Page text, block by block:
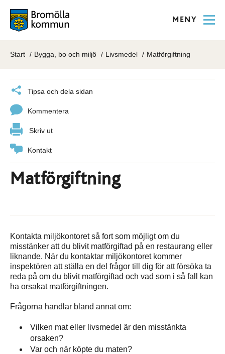
MENY
Start Bygga, bo och miljö Livsmedel Matförgiftning
Tipsa och dela sidan
Kommentera
Skriv ut
Kontakt
Matförgiftning
Kontakta miljökontoret så fort som möjligt om du
misstänker att du blivit matförgiftad på en restaurang eller
liknande. När du kontaktar miljökontoret kommer
inspektören att ställa en del frågor till dig för att försöka ta
reda på om du blivit matförgiftad och vad som i så fall kan
ha orsakat matförgiftningen.
Frågorna handlar bland annat om:
Vilken mat eller livsmedel är den misstänkta
orsaken?
Var och när köpte du maten?